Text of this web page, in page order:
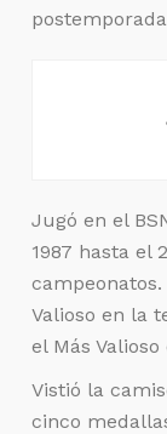
Jugó en el
1987 hasta el
Valioso en la
el Más
Vistió la
cinco